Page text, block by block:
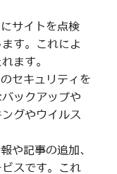
サイトを点検
す。これによ
ます。
セキュリティを
ックアップや
グやウイルス
や記事の追加、
スです。これ